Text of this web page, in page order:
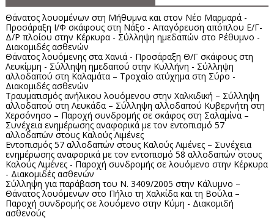
Θάνατος λουομένων στη Μήθυμνα και στον Νέο Μαρμαρά -
Προσάραξη Ι/Φ σκάφους στη Νάξο - Απαγόρευση απόπλου Ε/Γ-
Δ/Ρ πλοίου στην Κέρκυρα - Σύλληψη ημεδαπών στο Ρέθυμνο -
Διακομιδές ασθενών
Θάνατος λουόμενης στα Χανιά - Προσάραξη Θ/Γ σκάφους στη
Λευκίμμη - Σύλληψη ημεδαπού στην Κυλλήνη - Σύλληψη
αλλοδαπού στη Καλαμάτα – Τροχαίο ατύχημα στη Σύρο -
Διακομιδές ασθενών
Τραυματισμός ανήλικου λουόμενου στην Χαλκιδική – Σύλληψη
αλλοδαπού στη Λευκάδα – Σύλληψη αλλοδαπού Κυβερνήτη στη
Χερσόνησο – Παροχή συνδρομής σε σκάφος στη Σαλαμίνα –
Συνέχεια ενημέρωσης αναφορικά με τον εντοπισμό 57
αλλοδαπών στους Καλούς Λιμένες
Εντοπισμός 57 αλλοδαπών στους Καλούς Λιμένες – Συνέχεια
ενημέρωσης αναφορικά με τον εντοπισμό 58 αλλοδαπών στους
Καλούς Λιμένες - Παροχή συνδρομής σε λουόμενο στην Κέρκυρα
- Διακομιδές ασθενών
Σύλληψη για παράβαση του Ν. 3409/2005 στην Κάλυμνο –
Θάνατος λουόμενων στο Πήλιο τη Χαλκίδα και τη Βούλα –
Παροχή συνδρομής σε λουόμενο στην Κύμη - Διακομιδή
ασθενούς